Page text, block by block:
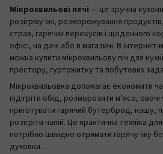
Мікрохвильові печі — це зручна
розігріву їжі, розморожування
страв, гарячих перекусів і щоденного
офісі, на дачі або в магазині. В інтернет-
можна купити мікрохвильову піч для
простору, гуртожитку та побутових
Мікрохвильовка допомагає економити
підігріти обід, розморозити м’ясо,
приготувати гарячий бутерброд, кашу,
розігріти напій. Це практична техніка
потрібно швидко отримати гарячу їжу
духовки.